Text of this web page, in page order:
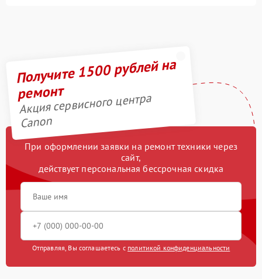
Получите 1500 рублей на
ремонт
Акция сервисного центра
Canon
При оформлении заявки на ремонт техники через
сайт,
действует персональная бессрочная скидка
Отправляя, Вы соглашаетесь с политикой конфиденциальности